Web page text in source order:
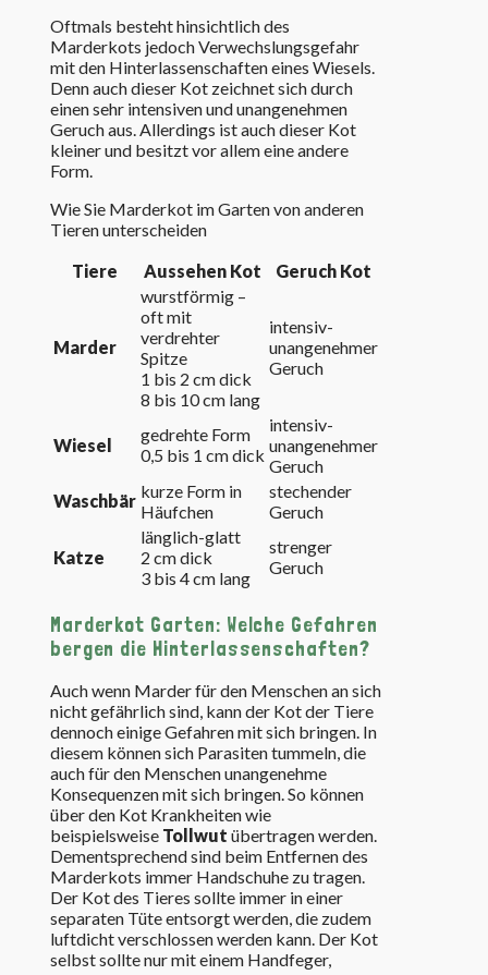
Oftmals besteht hinsichtlich des
Marderkots jedoch Verwechslungsgefahr
mit den Hinterlassenschaften eines Wiesels.
Denn auch dieser Kot zeichnet sich durch
einen sehr intensiven und unangenehmen
Geruch aus. Allerdings ist auch dieser Kot
kleiner und besitzt vor allem eine andere
Form.
Wie Sie Marderkot im Garten von anderen
Tieren unterscheiden
Tiere
Aussehen Kot Geruch Kot
Marder
wurstförmig –
oft mit
verdrehter
Spitze
1 bis 2 cm dick
8 bis 10 cm lang
intensiv-
unangenehmer
Geruch
Wiesel
gedrehte Form
0,5 bis 1 cm dick
intensiv-
unangenehmer
Geruch
Waschbär kurze Form in
Häufchen
stechender
Geruch
Katze
länglich-glatt
2 cm dick
3 bis 4 cm lang
strenger
Geruch
Marderkot Garten: Welche Gefahren
bergen die Hinterlassenschaften?
Auch wenn Marder für den Menschen an sich
nicht gefährlich sind, kann der Kot der Tiere
dennoch einige Gefahren mit sich bringen. In
diesem können sich Parasiten tummeln, die
auch für den Menschen unangenehme
Konsequenzen mit sich bringen. So können
über den Kot Krankheiten wie
beispielsweise Tollwut übertragen werden.
Dementsprechend sind beim Entfernen des
Marderkots immer Handschuhe zu tragen.
Der Kot des Tieres sollte immer in einer
separaten Tüte entsorgt werden, die zudem
luftdicht verschlossen werden kann. Der Kot
selbst sollte nur mit einem Handfeger,